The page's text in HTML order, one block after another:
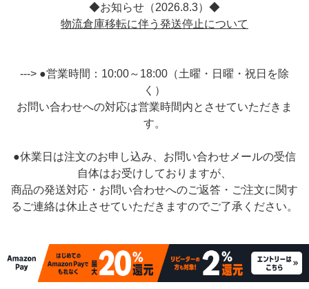
◆お知らせ（2026.8.3）◆
物流倉庫移転に伴う発送停止について
---> ●営業時間：10:00～18:00（土曜・日曜・祝日を除
く）
お問い合わせへの対応は営業時間内とさせていただきま
す。
●休業日は注文のお申し込み、お問い合わせメールの受信
自体はお受けしておりますが、
商品の発送対応・お問い合わせへのご返答・ご注文に関す
るご連絡は休止させていただきますのでご了承ください。